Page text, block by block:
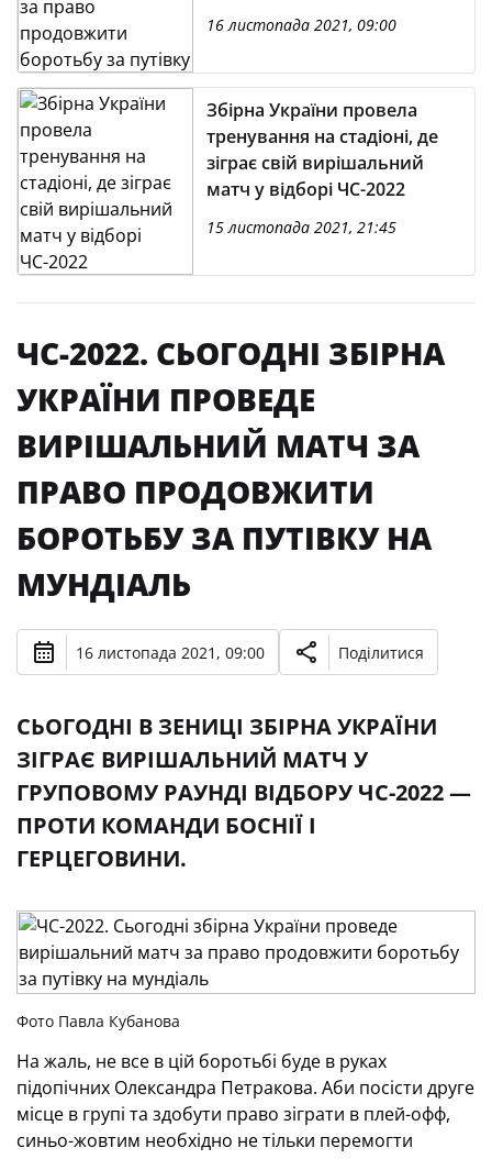
путівку на мундіаль
16 листопада 2021, 09:00
Збірна України провела
тренування на стадіоні, де
зіграє свій вирішальний
матч у відборі ЧС-2022
15 листопада 2021, 21:45
ЧС-2022. СЬОГОДНІ ЗБІРНА
УКРАЇНИ ПРОВЕДЕ
ВИРІШАЛЬНИЙ МАТЧ ЗА
ПРАВО ПРОДОВЖИТИ
БОРОТЬБУ ЗА ПУТІВКУ НА
МУНДІАЛЬ
16 листопада 2021, 09:00 Поділитися
СЬОГОДНІ В ЗЕНИЦІ ЗБІРНА УКРАЇНИ
ЗІГРАЄ ВИРІШАЛЬНИЙ МАТЧ У
ГРУПОВОМУ РАУНДІ ВІДБОРУ ЧС-2022 —
ПРОТИ КОМАНДИ БОСНІЇ І
ГЕРЦЕГОВИНИ.
Фото Павла Кубанова
На жаль, не все в цій боротьбі буде в руках
підопічних Олександра Петракова. Аби посісти друге
місце в групі та здобути право зіграти в плей-офф,
синьо-жовтим необхідно не тільки перемогти